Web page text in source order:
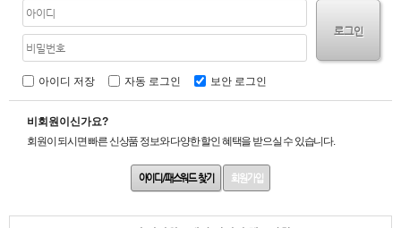
로그인
아이디 저장 자동 로그인 보안 로그인
비회원이신가요?
회원이 되시면 빠른 신상품 정보와 다양한 할인 혜택을 받으실 수 있습니다.
아이디/패스워드 찾기 회원가입